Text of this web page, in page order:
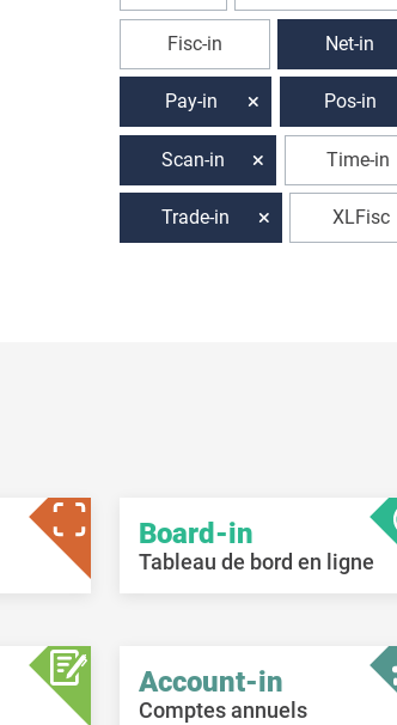
Fisc-in Net-in
Pay-in Pos-in
Scan-in Time-in
Trade-in XLFisc
Board-in
Tableau de bord en ligne
Account-in
Comptes annuels